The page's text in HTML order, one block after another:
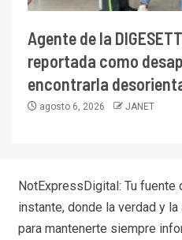
Agente de la
reportada como
encontrarla
agosto 6, 2026 JANET
NotExpressDigital: Tu
instante, donde la verdad y
para mantenerte siempre